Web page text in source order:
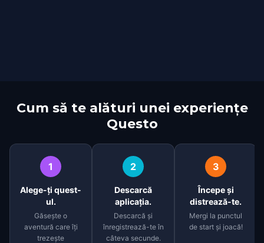
Cum să te alături unei experiențe
Questo
1
Alege-ți quest-
ul.
Găsește o
aventură care îți
trezește
2
Descarcă
aplicația.
Descarcă și
înregistrează-te în
câteva secunde.
3
Începe și
distrează-te.
Mergi la punctul
de start și joacă!